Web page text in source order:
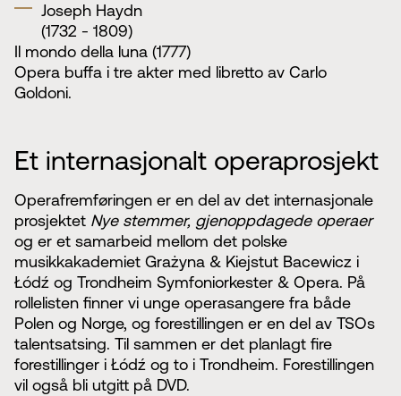
Joseph Haydn
(1732 - 1809)
Il mondo della luna (1777)
Opera buffa i tre akter med libretto av Carlo
Goldoni.
Et internasjonalt operaprosjekt
Operafremføringen er en del av det internasjonale
prosjektet Nye stemmer, gjenoppdagede operaer
og er et samarbeid mellom det polske
musikkakademiet Grażyna & Kiejstut Bacewicz i
Łódź og Trondheim Symfoniorkester & Opera. På
rollelisten finner vi unge operasangere fra både
Polen og Norge, og forestillingen er en del av TSOs
talentsatsing. Til sammen er det planlagt fire
forestillinger i Łódź og to i Trondheim. Forestillingen
vil også bli utgitt på DVD.